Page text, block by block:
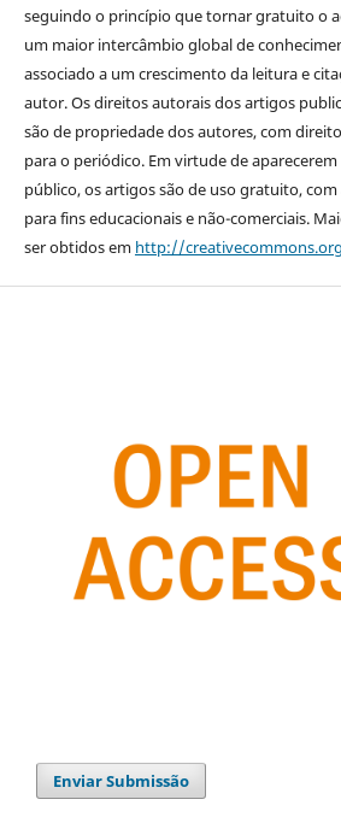
seguindo o princípio que tornar gratuito o
um maior intercâmbio global de
associado a um crescimento da leitura e
autor. Os direitos autorais dos artigos
são de propriedade dos autores, com
para o periódico. Em virtude de
público, os artigos são de uso gratuito,
para fins educacionais e não-comerciais.
ser obtidos em http://
Enviar Submissão